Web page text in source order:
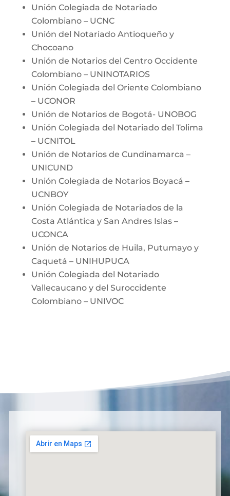
Unión Colegiada de Notariado
Colombiano – UCNC
Unión del Notariado Antioqueño y
Chocoano
Unión de Notarios del Centro Occidente
Colombiano – UNINOTARIOS
Unión Colegiada del Oriente Colombiano
– UCONOR
Unión de Notarios de Bogotá- UNOBOG
Unión Colegiada del Notariado del Tolima
– UCNITOL
Unión de Notarios de Cundinamarca –
UNICUND
Unión Colegiada de Notarios Boyacá –
UCNBOY
Unión Colegiada de Notariados de la
Costa Atlántica y San Andres Islas –
UCONCA
Unión de Notarios de Huila, Putumayo y
Caquetá – UNIHUPUCA
Unión Colegiada del Notariado
Vallecaucano y del Suroccidente
Colombiano – UNIVOC